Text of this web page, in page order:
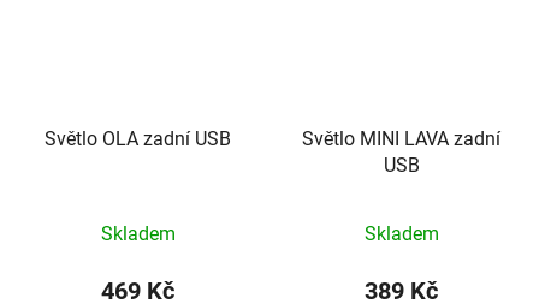
Světlo OLA zadní USB
Skladem
469 Kč
Světlo MINI LAVA zadní
USB
Skladem
389 Kč